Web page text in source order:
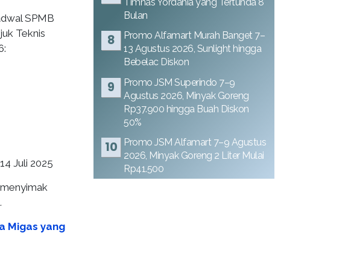
SPMB
Teknis
Juli 2025
Migas yang
Bulan
Promo Alfamart Murah Banget 7–
13 Agustus 2026, Sunlight hingga
Bebelac Diskon
Promo JSM Superindo 7–9
Agustus 2026, Minyak Goreng
Rp37.900 hingga Buah Diskon
50%
Promo JSM Alfamart 7–9 Agustus
2026, Minyak Goreng 2 Liter Mulai
Rp41.500